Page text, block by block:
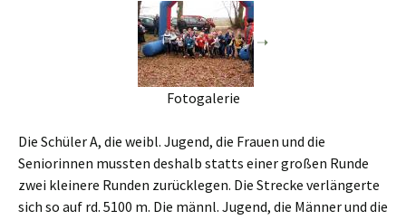
Fotogalerie
Die Schüler A, die weibl. Jugend, die Frauen und die
Seniorinnen mussten deshalb statts einer großen Runde
zwei kleinere Runden zurücklegen. Die Strecke verlängerte
sich so auf rd. 5100 m. Die männl. Jugend, die Männer und die